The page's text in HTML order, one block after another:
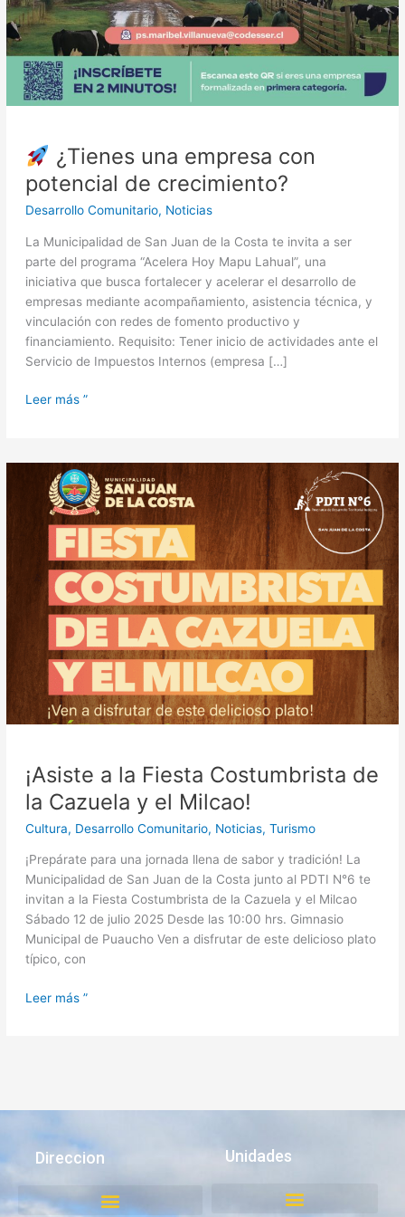
¿Tienes una empresa con
potencial de crecimiento?
Desarrollo Comunitario, Noticias
La Municipalidad de San Juan de la Costa te invita a ser
parte del programa “Acelera Hoy Mapu Lahual”, una
iniciativa que busca fortalecer y acelerar el desarrollo de
empresas mediante acompañamiento, asistencia técnica, y
vinculación con redes de fomento productivo y
financiamiento. Requisito: Tener inicio de actividades ante el
Servicio de Impuestos Internos (empresa […]
Leer más ”
¡Asiste a la Fiesta Costumbrista de
la Cazuela y el Milcao!
Cultura, Desarrollo Comunitario, Noticias, Turismo
¡Prepárate para una jornada llena de sabor y tradición! La
Municipalidad de San Juan de la Costa junto al PDTI N°6 te
invitan a la Fiesta Costumbrista de la Cazuela y el Milcao
Sábado 12 de julio 2025 Desde las 10:00 hrs. Gimnasio
Municipal de Puaucho Ven a disfrutar de este delicioso plato
típico, con
¡Asiste
Fiesta
Costumbrista
Cazuela
el
Milcao!
Leer más ”
Direccion Unidades